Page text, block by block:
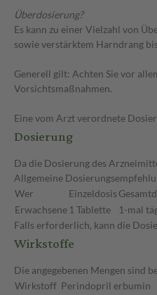
Überdosierung?
Es kann zu einer Vielzahl von
sowie verstärktem Harndrang
Generell gilt: Achten Sie vor
Vorsichtsmaßnahmen.
Eine vom Arzt verordnete
Dosierung
Da die Dosierung des
Allgemeine
Wer
Einzeldosis
Erwachsene 1 Tablette 1-mal
Falls erforderlich, kann die
Wirkstoffe
Die angegebenen Mengen sind
Wirkstoff Perindopril erbumin